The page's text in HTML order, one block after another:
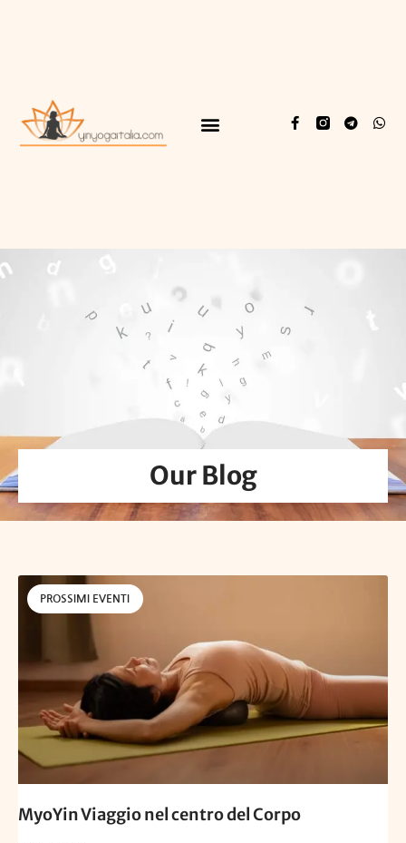
Our Blog
PROSSIMI EVENTI
MyoYin Viaggio nel centro del Corpo